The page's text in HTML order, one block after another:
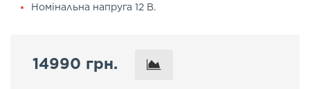
Номінальна напруга 12 В.
14990 грн.